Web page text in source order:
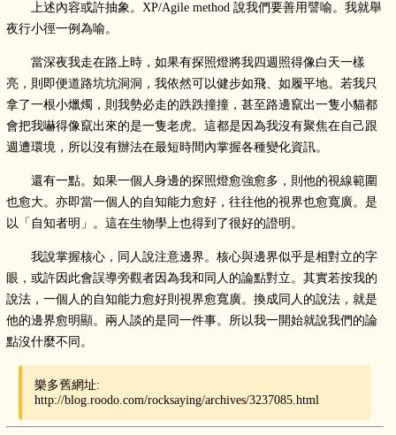
上述內容或許抽象。XP/Agile method 說我們要善用譬喻。我就舉
夜行小徑一例為喻。
當深夜我走在路上時，如果有探照燈將我四週照得像白天一樣
亮，則即便道路坑坑洞洞，我依然可以健步如飛、如履平地。若我只
拿了一根小爉燭，則我勢必走的跌跌撞撞，甚至路邊竄出一隻小貓都
會把我嚇得像竄出來的是一隻老虎。這都是因為我沒有聚焦在自己跟
週遭環境，所以沒有辦法在最短時間內掌握各種變化資訊。
還有一點。如果一個人身邊的探照燈愈強愈多，則他的視線範圍
也愈大。亦即當一個人的自知能力愈好，往往他的視界也愈寬廣。是
以「自知者明」。這在生物學上也得到了很好的證明。
我說掌握核心，同人說注意邊界。核心與邊界似乎是相對立的字
眼，或許因此會誤導旁觀者因為我和同人的論點對立。其實若按我的
說法，一個人的自知能力愈好則視界愈寬廣。換成同人的說法，就是
他的邊界愈明顯。兩人談的是同一件事。所以我一開始就說我們的論
點沒什麼不同。
樂多舊網址:
http://blog.roodo.com/rocksaying/archives/3237085.html